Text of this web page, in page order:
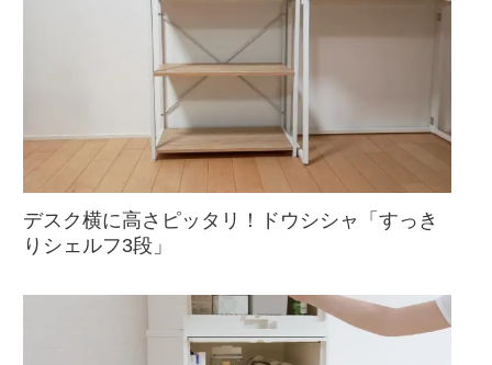
デスク横に高さピッタリ！ドウシシャ「すっき
りシェルフ3段」